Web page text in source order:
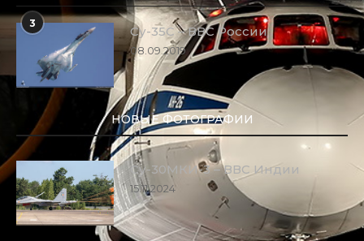
3
Су-35С – ВВС России
08.09.2019
НОВЫЕ ФОТОГРАФИИ
Су-30МКИ-3 – ВВС Индии
15.11.2024